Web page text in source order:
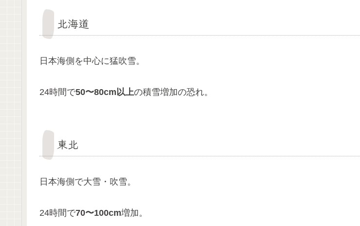
北海道
日本海側を中心に猛吹雪。
24時間で50〜80cm以上の積雪増加の恐れ。
東北
日本海側で大雪・吹雪。
24時間で70〜100cm増加。